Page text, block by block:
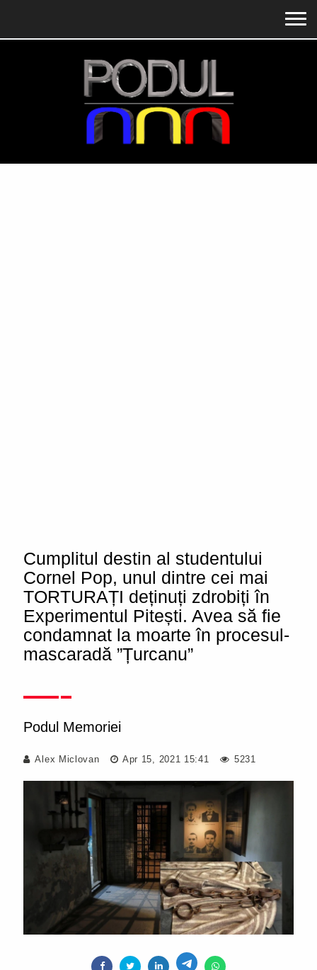
Cumplitul destin al studentului
Cornel Pop, unul dintre cei mai
TORTURAȚI deținuți zdrobiți în
Experimentul Pitești. Avea să fie
condamnat la moarte în procesul-
mascaradă ”Țurcanu”
Podul Memoriei
Alex Miclovan Apr 15, 2021 15:41 5231